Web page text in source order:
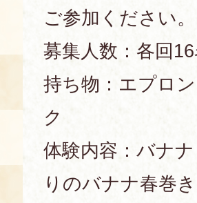
ご参加ください。
募集人数：各回16
持ち物：エプロ
ク
体験内容：バナ
りのバナナ春巻